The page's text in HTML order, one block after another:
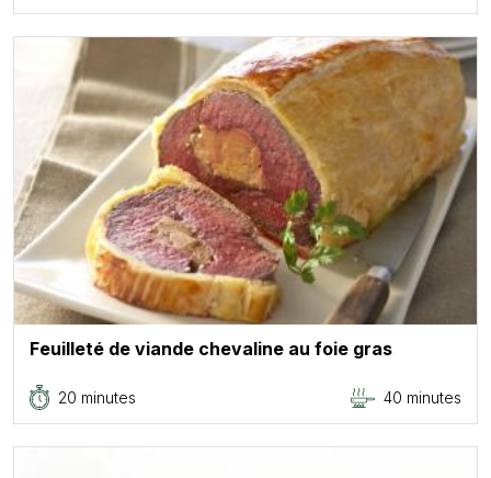
Feuilleté de viande chevaline au foie gras
20 minutes 40 minutes